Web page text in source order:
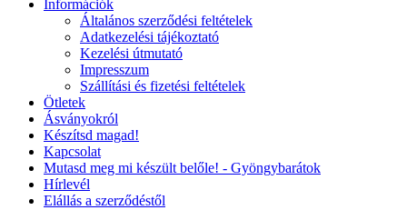
Információk
Általános szerződési feltételek
Adatkezelési tájékoztató
Kezelési útmutató
Impresszum
Szállítási és fizetési feltételek
Ötletek
Ásványokról
Készítsd magad!
Kapcsolat
Mutasd meg mi készült belőle! - Gyöngybarátok
Hírlevél
Elállás a szerződéstől